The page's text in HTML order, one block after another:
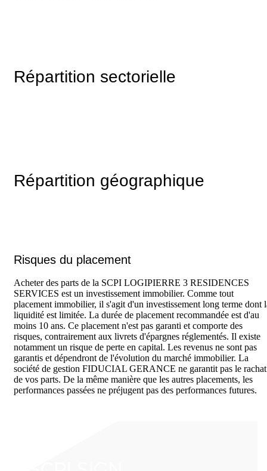
Répartition sectorielle
Répartition géographique
Risques du placement
Acheter des parts de la SCPI LOGIPIERRE 3 RESIDENCES
SERVICES est un investissement immobilier. Comme tout
placement immobilier, il s'agit d'un investissement long terme dont
liquidité est limitée. La durée de placement recommandée est d'au
moins 10 ans. Ce placement n'est pas garanti et comporte des
risques, contrairement aux livrets d'épargnes réglementés. Il existe
notamment un risque de perte en capital. Les revenus ne sont pas
garantis et dépendront de l'évolution du marché immobilier. La
société de gestion FIDUCIAL GERANCE ne garantit pas le rachat
de vos parts. De la même manière que les autres placements, les
performances passées ne préjugent pas des performances futures.